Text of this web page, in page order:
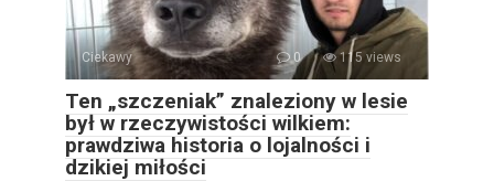
Ciekawy 0 115 views
Ten „szczeniak” znaleziony w lesie
był w rzeczywistości wilkiem:
prawdziwa historia o lojalności i
dzikiej miłości